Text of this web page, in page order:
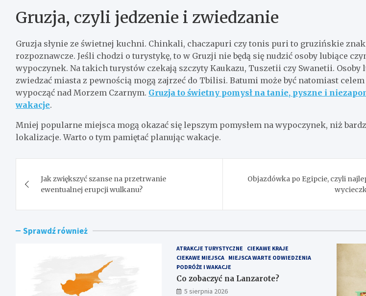
Gruzja, czyli jedzenie i zwiedzanie
Gruzja słynie ze świetnej kuchni. Chinkali, chaczapuri czy tonis puri to gruzińskie
rozpoznawcze. Jeśli chodzi o turystykę, to w Gruzji nie będą się nudzić osoby lubiące
wypoczynek. Na takich turystów czekają szczyty Kaukazu, Tuszetii czy Swanetii. Osoby
zwiedzać miasta z pewnością mogą zajrzeć do Tbilisi. Batumi może być natomiast
wypocząć nad Morzem Czarnym. Gruzja to świetny pomysł na tanie, pyszne i
wakacje.
Mniej popularne miejsca mogą okazać się lepszym pomysłem na wypoczynek, niż
lokalizacje. Warto o tym pamiętać planując wakacje.
wpisu
Jak zwiększyć szanse na przetrwanie
ewentualnej erupcji wulkanu?
Objazdówka po Egipcie, czyli
Sprawdź również
ATRAKCJE TURYSTYCZNE
CIEKAWE KRAJE
CIEKAWE MIEJSCA
MIEJSCA WARTE ODWIEDZENIA
PODRÓŻE I WAKACJE
Co zobaczyć na Lanzarote?
5 sierpnia 2026